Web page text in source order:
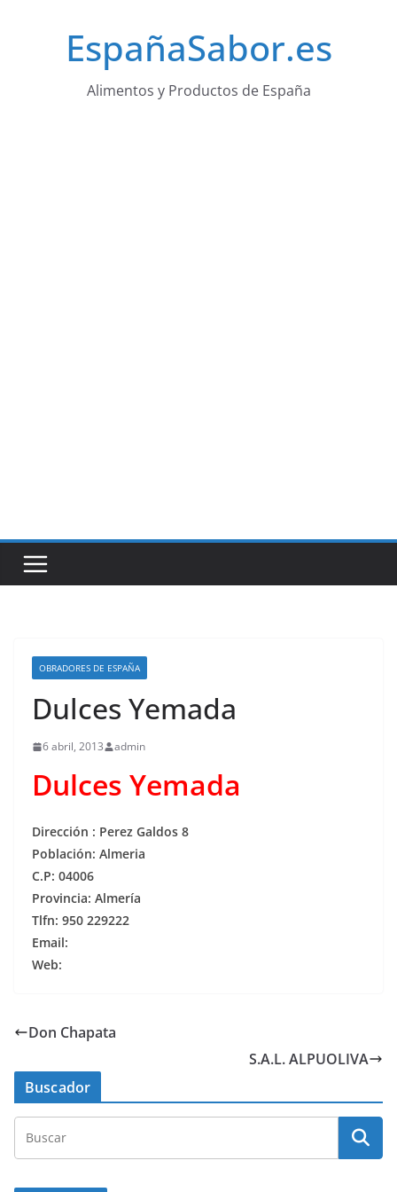
EspañaSabor.es
Alimentos y Productos de España
OBRADORES DE ESPAÑA
Dulces Yemada
6 abril, 2013 admin
Dulces Yemada
Dirección : Perez Galdos 8
Población: Almeria
C.P: 04006
Provincia: Almería
Tlfn: 950 229222
Email:
Web:
Don Chapata
S.A.L. ALPUOLIVA
Buscador